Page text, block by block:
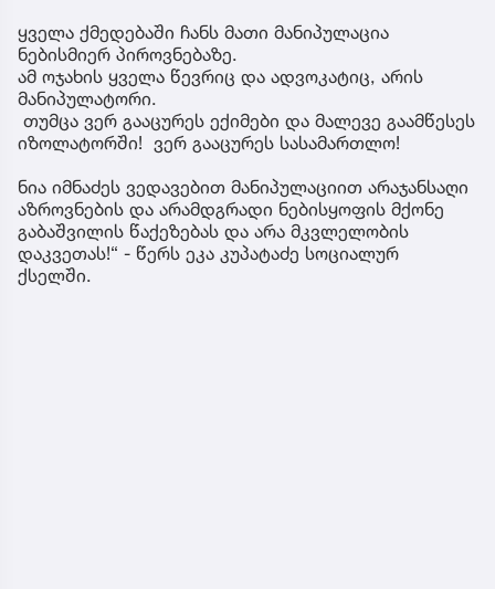
ყველა ქმედებაში ჩანს მათი მანიპულაცია
ნებისმიერ პიროვნებაზე.
ამ ოჯახის ყველა წევრიც და ადვოკატიც, არის
მანიპულატორი.
თუმცა ვერ გააცურეს ექიმები და მალევე გაამწესეს
იზოლატორში! ვერ გააცურეს სასამართლო!
ნია იმნაძეს ვედავებით მანიპულაციით არაჯანსაღი
აზროვნების და არამდგრადი ნებისყოფის მქონე
გაბაშვილის წაქეზებას და არა მკვლელობის
დაკვეთას!“ - წერს ეკა კუპატაძე სოციალურ
ქსელში.